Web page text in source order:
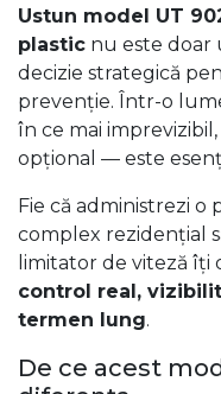
Ustun model UT
plastic nu este doar
decizie strategică
prevenție. Într-o
în ce mai
opțional — este
Fie că administrezi
complex rezidențial
limitator de viteză îți
control real,
termen lung.
De ce acest